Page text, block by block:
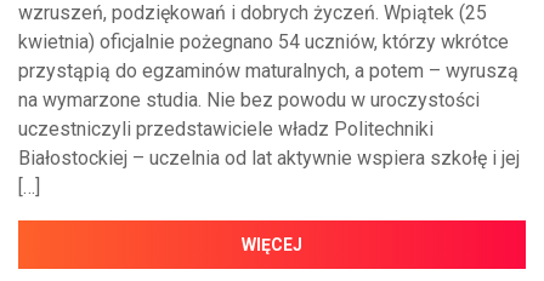
wzruszeń, podziękowań i dobrych życzeń. Wpiątek (25
kwietnia) oficjalnie pożegnano 54 uczniów, którzy wkrótce
przystąpią do egzaminów maturalnych, a potem – wyruszą
na wymarzone studia. Nie bez powodu w uroczystości
uczestniczyli przedstawiciele władz Politechniki
Białostockiej – uczelnia od lat aktywnie wspiera szkołę i jej
[…]
WIĘCEJ